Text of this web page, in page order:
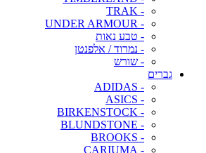
- TRAK
- UNDER ARMOUR
- טבע נאות
- נמרוד / אלפנטן
- שורש
גברים
- ADIDAS
- ASICS
- BIRKENSTOCK
- BLUNDSTONE
- BROOKS
- CARIUMA